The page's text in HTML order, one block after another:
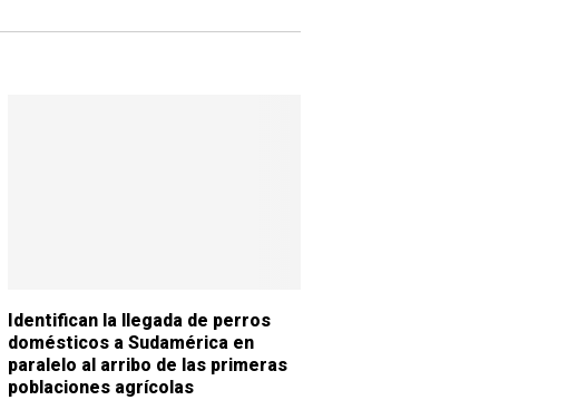
Identifican la llegada de perros
domésticos a Sudamérica en
paralelo al arribo de las primeras
poblaciones agrícolas